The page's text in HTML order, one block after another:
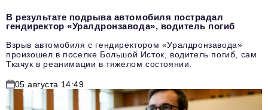
В результате подрыва автомобиля пострадал
гендиректор «Уралдронзавода», водитель погиб
Взрыв автомобиля с гендиректором «Уралдронзавода»
произошел в поселке Большой Исток, водитель погиб, сам
Ткачук в реанимации в тяжелом состоянии.
05 августа 14:49